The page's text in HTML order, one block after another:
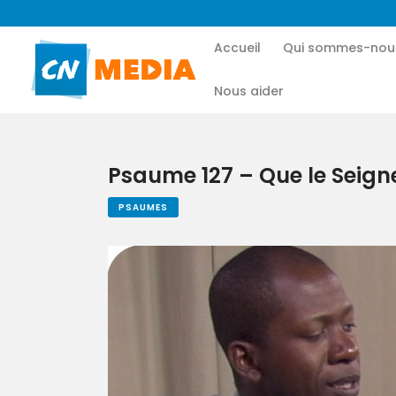
Accueil Qui sommes-
Nous aider
Psaume 127 – Que le
PSAUMES